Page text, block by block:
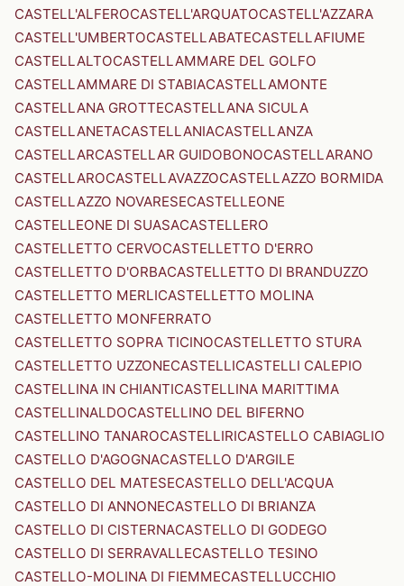
CASTELL'ALFEROCASTELL'ARQUATOCASTELL'AZZARA
CASTELL'UMBERTOCASTELLABATECASTELLAFIUME
CASTELLALTOCASTELLAMMARE DEL GOLFO
CASTELLAMMARE DI STABIACASTELLAMONTE
CASTELLANA GROTTECASTELLANA SICULA
CASTELLANETACASTELLANIACASTELLANZA
CASTELLARCASTELLAR GUIDOBONOCASTELLARANO
CASTELLAROCASTELLAVAZZOCASTELLAZZO BORMIDA
CASTELLAZZO NOVARESECASTELLEONE
CASTELLEONE DI SUASACASTELLERO
CASTELLETTO CERVOCASTELLETTO D'ERRO
CASTELLETTO D'ORBACASTELLETTO DI BRANDUZZO
CASTELLETTO MERLICASTELLETTO MOLINA
CASTELLETTO MONFERRATO
CASTELLETTO SOPRA TICINOCASTELLETTO STURA
CASTELLETTO UZZONECASTELLICASTELLI CALEPIO
CASTELLINA IN CHIANTICASTELLINA MARITTIMA
CASTELLINALDOCASTELLINO DEL BIFERNO
CASTELLINO TANAROCASTELLIRICASTELLO CABIAGLIO
CASTELLO D'AGOGNACASTELLO D'ARGILE
CASTELLO DEL MATESECASTELLO DELL'ACQUA
CASTELLO DI ANNONECASTELLO DI BRIANZA
CASTELLO DI CISTERNACASTELLO DI GODEGO
CASTELLO DI SERRAVALLECASTELLO TESINO
CASTELLO-MOLINA DI FIEMMECASTELLUCCHIO